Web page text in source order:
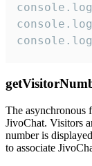
The asynchronous
JivoChat. Visitors
number is
to associate